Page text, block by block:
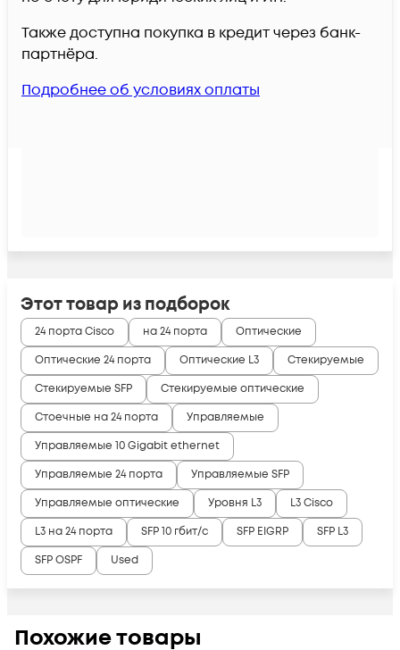
Также доступна покупка в кредит через банк-
партнёра.
Подробнее об условиях оплаты
Этот товар из подборок
24 порта Cisco на 24 порта
Оптические
Оптические 24 порта
Оптические L3
Стекируемые
Стекируемые SFP
Стекируемые оптические
Стоечные на 24 порта
Управляемые
Управляемые 10 Gigabit ethernet
Управляемые 24 порта
Управляемые SFP
Управляемые оптические
Уровня L3
L3 Cisco
L3 на 24 порта
SFP 10 гбит/с SFP EIGRP
SFP L3
SFP OSPF
Used
Похожие товары